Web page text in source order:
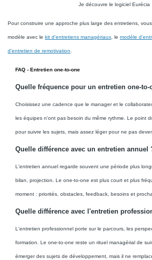
Je découvre le logiciel Eurécia
Pour construire une approche plus large des entretiens,
modèle avec le kit d'entretiens managériaux , le modèle
d'entretien de remotivation
FAQ - Entretien one-to-one
Quelle fréquence pour un entretien one-to-
Choisissez une cadence que le manager et le
les équipes n'ont pas besoin du même rythme. Le point
pour suivre les sujets, mais assez léger pour ne pas
Quelle différence avec un entretien annuel
L'entretien annuel regarde souvent une période plus
bilan, projection. Le one-to-one est plus court et plus
moment : priorités, obstacles, feedback, besoins et
Quelle différence avec l'entretien
L'entretien professionnel porte sur le parcours, les
formation. Le one-to-one reste un rituel managérial de
émerger des sujets de développement, mais il ne